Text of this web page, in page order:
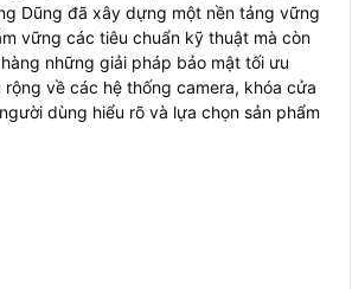
Dũng đã xây dựng một nền tảng vững
vững các tiêu chuẩn kỹ thuật mà còn
những giải pháp bảo mật tối ưu
về các hệ thống camera, khóa cửa
dùng hiểu rõ và lựa chọn sản phẩm